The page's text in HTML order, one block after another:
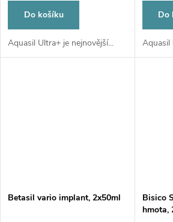
Do košíku
Aquasil Ultra+ je nejnovější...
Do
Aquasil
Betasil vario implant, 2x50ml
Bisico
hmota,